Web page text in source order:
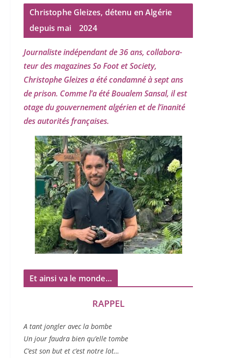
Christophe Gleizes, détenu en Algérie
depuis mai
2024
Journaliste indé­pen­dant de36ans, col­la­bo­ra­
teur des maga­zines So Foot et Society,
Christophe Gleizesa été condam­né à sept ans
de pri­son. Comme l’a été Boualem Sansal, il est
otage du gou­ver­ne­ment algé­rien et de l’i­na­ni­té
des auto­ri­tés françaises.
Et ainsi va le monde…
RAPPEL
A tant jon­gler avec la bombe
Un jour fau­dra bien qu’elle tombe
C’est son but et c’est notre lot…